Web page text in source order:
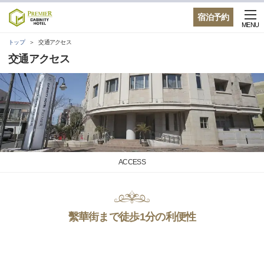
宿泊予約
MENU
トップ 交通アクセス
交通アクセス
ACCESS
繫華街まで徒歩1分の利便性